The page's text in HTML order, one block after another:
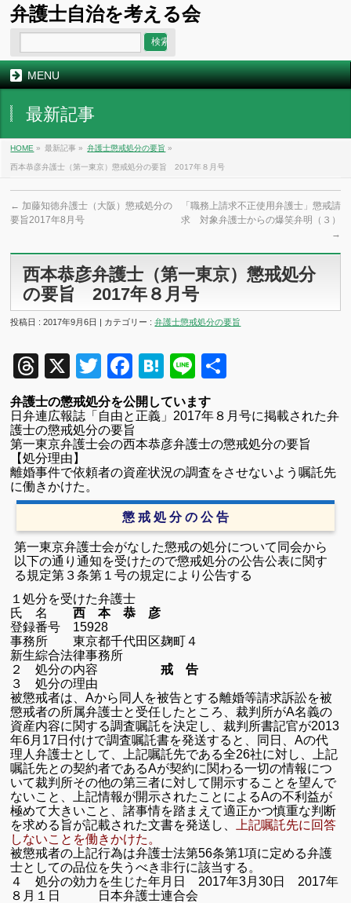
弁護士自治を考える会
MENU
最新記事
HOME » 最新記事 » 弁護士懲戒処分の要旨 »
西本恭彦弁護士（第一東京）懲戒処分の要旨 2017年８月号
← 加藤知徳弁護士（大阪）懲戒処分の
要旨2017年8月号
「職務上請求不正使用弁護士」懲戒請
求 対象弁護士からの爆笑弁明（３）
→
西本恭彦弁護士（第一東京）懲戒処分
の要旨 2017年８月号
投稿日 : 2017年9月6日 | カテゴリー :弁護士懲戒処分の要旨
Threads
X TwitterFacebook
Hatena
Line
弁護士の懲戒処分を公開しています
日弁連広報誌「自由と正義」2017年８月号に掲載された弁
護士の懲戒処分の要旨
第一東京弁護士会の西本恭彦弁護士の懲戒処分の要旨
【処分理由】
離婚事件で依頼者の資産状況の調査をさせないよう嘱託先
に働きかけた。
懲 戒 処 分 の 公 告
第一東京弁護士会がなした懲戒の処分について同会から
以下の通り通知を受けたので懲戒処分の公告公表に関す
る規定第３条第１号の規定により公告する
１処分を受けた弁護士
氏 名西 本 恭 彦
登録番号 15928
事務所 東京都千代田区麹町４
新生綜合法律事務所
２ 処分の内容
戒 告
３ 処分の理由
被懲戒者は、Aから同人を被告とする離婚等請求訴訟を被
懲戒者の所属弁護士と受任したところ、裁判所がA名義の
資産内容に関する調査嘱託を決定し、裁判所書記官が2013
年6月17日付けで調査嘱託書を発送すると、同日、Aの代
理人弁護士として、上記嘱託先である全26社に対し、上記
嘱託先との契約者であるAが契約に関わる一切の情報につ
いて裁判所その他の第三者に対して開示することを望んで
ないこと、上記情報が開示されたことによるAの不利益が
極めて大きいこと、諸事情を踏まえて適正かつ慎重な判断
を求める旨が記載された文書を発送し、
上記嘱託先に回答
しないことを働きかけた。
被懲戒者の上記行為は弁護士法第56条第1項に定める弁護
士としての品位を失うべき非行に該当する。
４ 処分の効力を生じた年月日
2017年3月30日 2017年
８月１日 日本弁護士連合会